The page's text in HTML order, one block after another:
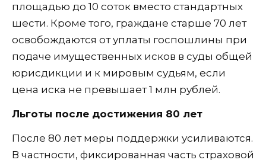
площадью до 10 соток вместо стандартных
шести. Кроме того, граждане старше 70 лет
освобождаются от уплаты госпошлины при
подаче имущественных исков в суды общей
юрисдикции и к мировым судьям, если
цена иска не превышает 1 млн рублей.
Льготы после достижения 80 лет
После 80 лет меры поддержки усиливаются.
В частности, фиксированная часть страховой